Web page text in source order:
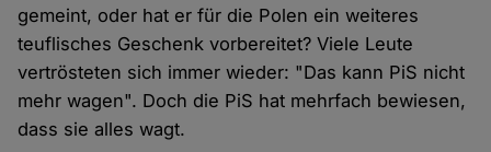
gemeint, oder hat er für die Polen ein weiteres
teuflisches Geschenk vorbereitet? Viele Leute
vertrösteten sich immer wieder: "Das kann PiS nicht
mehr wagen". Doch die PiS hat mehrfach bewiesen,
dass sie alles wagt.